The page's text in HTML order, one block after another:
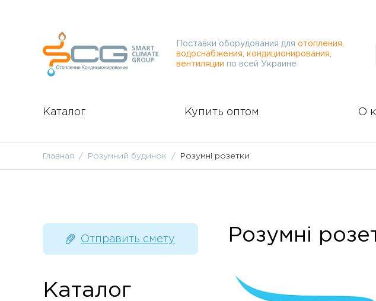
Поставки оборудования для отопления,
водоснабжения, кондиционирования,
вентиляции по всей Украине
Каталог Купить оптом О
Главная Розумний будинок Розумні розетки
Отправить смету
Каталог
Розумні